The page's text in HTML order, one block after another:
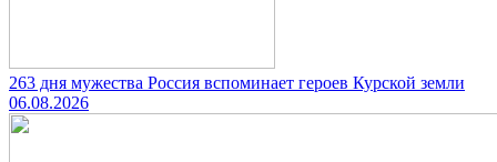
263 дня мужества Россия вспоминает героев Курской земли
06.08.2026